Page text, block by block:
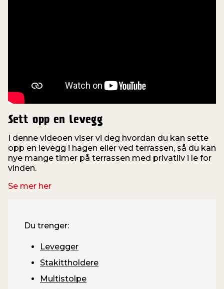
Sett opp en levegg
I denne videoen viser vi deg hvordan du kan sette
opp en levegg i hagen eller ved terrassen, så du kan
nye mange timer på terrassen med privatliv i le for
vinden.
Se mer her
Du trenger:
Levegger
Stakittholdere
Multistolpe